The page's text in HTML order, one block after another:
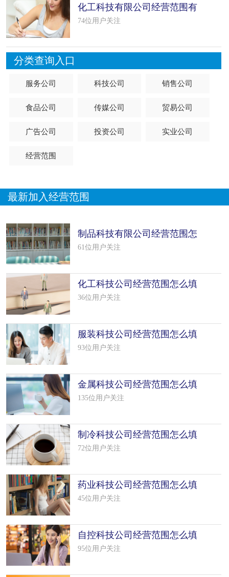
化工科技有限公司经营范围有
哪些（精
74位用户关注
分类查询入口
服务公司 科技公司 销售公司
食品公司 传媒公司 贸易公司
广告公司 投资公司 实业公司
经营范围
最新加入经营范围
制品科技有限公司经营范围怎
么填写（42个模板）
61位用户关注
化工科技公司经营范围怎么填
写（50个模板）
36位用户关注
服装科技公司经营范围怎么填
写（19个模板）
93位用户关注
金属科技公司经营范围怎么填
写（50个模板）
135位用户关注
制冷科技公司经营范围怎么填
写（42个模板）
72位用户关注
药业科技公司经营范围怎么填
写（16个模板）
45位用户关注
自控科技公司经营范围怎么填
写（25个模板）
95位用户关注